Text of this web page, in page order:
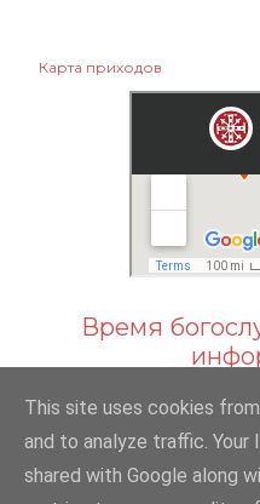
Карта приходов
Время
This site uses cookies
and to analyze traffic. Your
shared with Google along